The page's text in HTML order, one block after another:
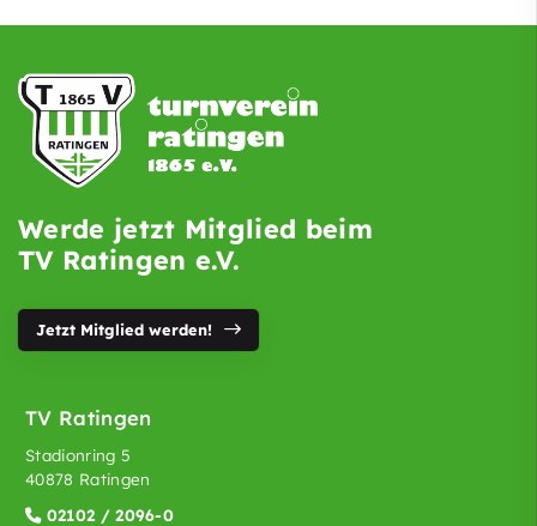
Werde jetzt Mitglied beim
TV Ratingen e.V.
Jetzt Mitglied werden!
TV Ratingen
Stadionring 5
40878 Ratingen
02102 / 2096-0